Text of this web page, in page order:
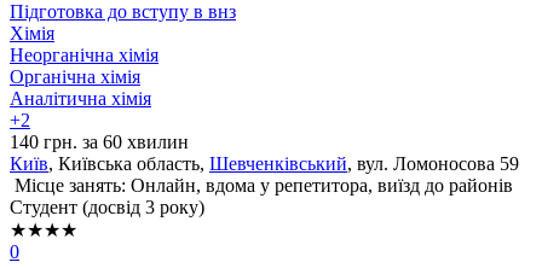
Підготовка до вступу в внз
Хімія
Неорганічна хімія
Органічна хімія
Аналітична хімія
+2
140 грн. за 60 хвилин
Київ, Київська область, Шевченківський, вул. Ломоносова 59
Місце занять: Онлайн, вдома у репетитора, виїзд до районів
Cтудент (досвід 3 року)
★★★★
0